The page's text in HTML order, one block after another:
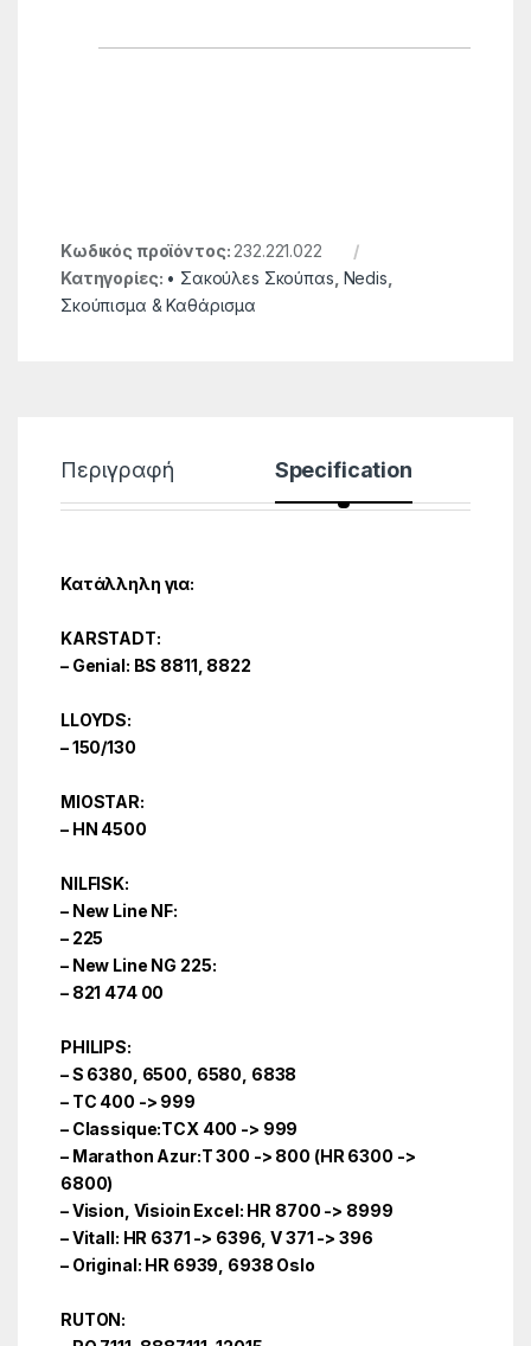
Κωδικός προϊόντος: 232.221.022
Κατηγορίες: • Σακούλεs Σκούπαs Nedis
Σκούπισμα & Καθάρισμα
Περιγραφή Specification
Κατάλληλη για:
KARSTADT:
– Genial: BS 8811, 8822
LLOYDS:
– 150/130
MIOSTAR:
– HN 4500
NILFISK:
– New Line NF:
– 225
– New Line NG 225:
– 821 474 00
PHILIPS:
– S 6380, 6500, 6580, 6838
– TC 400 -> 999
– Classique:TCX 400 -> 999
– Marathon Azur:T 300 -> 800 (HR 6300 ->
6800)
– Vision, Visioin Excel: HR 8700 -> 8999
– Vitall: HR 6371 -> 6396, V 371 -> 396
– Original: HR 6939, 6938 Oslo
RUTON: